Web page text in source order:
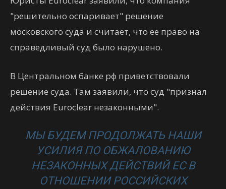
"решительно оспаривает" решение
московского суда и считает, что ее право на
справедливый суд было нарушено.
В Центральном банке рф приветствовали
решение суда. Там заявили, что суд "признал
действия Euroclear незаконными".
МЫ БУДЕМ ПРОДОЛЖАТЬ НАШИ
УСИЛИЯ ПО ОБЖАЛОВАНИЮ
НЕЗАКОННЫХ ДЕЙСТВИЙ ЕС В
ОТНОШЕНИИ РОССИЙСКИХ